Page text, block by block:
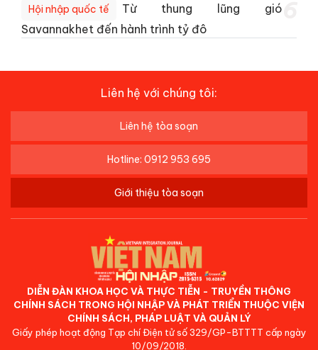
Hội nhập quốc tế
Từ thung lũng gió
Savannakhet đến hành trình tỷ đô
Liên hệ với chúng tôi:
Liên hệ tòa soạn
Hotline: 0912 953 695
Giới thiệu tòa soạn
DIỄN ĐÀN KHOA HỌC VÀ THỰC TIỄN - TRUYỀN THÔNG
CHÍNH SÁCH TRONG HỘI NHẬP VÀ PHÁT TRIỂN THUỘC VIỆN
CHÍNH SÁCH, PHÁP LUẬT VÀ QUẢN LÝ
Giấy phép hoạt động Tạp chí Điện tử số 329/GP-BTTTT cấp ngày
10/09/2018.